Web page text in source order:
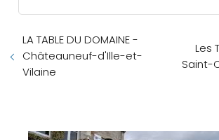
LA TABLE DU DOMAINE -
Châteauneuf-d'Ille-et-
Vilaine
Les
Saint-